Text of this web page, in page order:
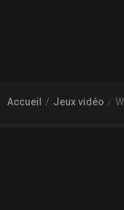
Accueil Jeux vidéo